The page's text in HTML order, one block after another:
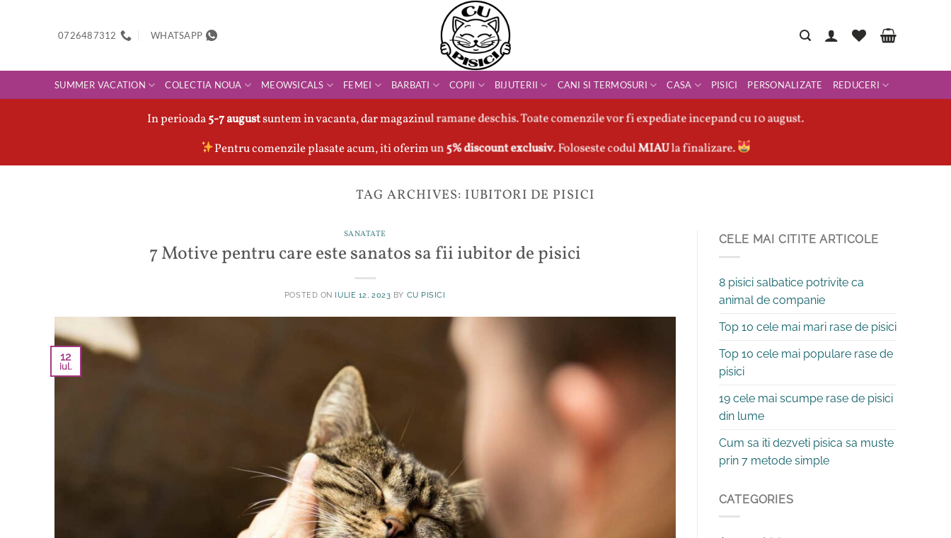
0726487312 WHATSAPP
SUMMER VACATION COLECTIA NOUA MEOWSICALS FEMEI BARBATI COPII BIJUTERII CANI SI TERMOSURI CASA PISICI PERSONALIZATE REDUCERI
In perioada5-7 augustsuntem in vacanta, dar magazinul ramane deschis. Toate comenzile vor fi expediate incepand cu 10 august.
Pentru comenzile plasate acum, iti oferim un5% discount exclusiv. Foloseste codulMIAUla finalizare.
TAG ARCHIVES: IUBITORI DE PISICI
SANATATE
7 Motive pentru care este sanatos sa fii iubitor de pisici
POSTED ON IULIE 12, 2023 BY CU PISICI
12
iul.
CELE MAI CITITE ARTICOLE
8 pisici salbatice potrivite ca
animal de companie
Top 10 cele mai mari rase de pisici
Top 10 cele mai populare rase de
pisici
19 cele mai scumpe rase de pisici
din lume
Cum sa iti dezveti pisica sa muste
prin 7 metode simple
CATEGORIES